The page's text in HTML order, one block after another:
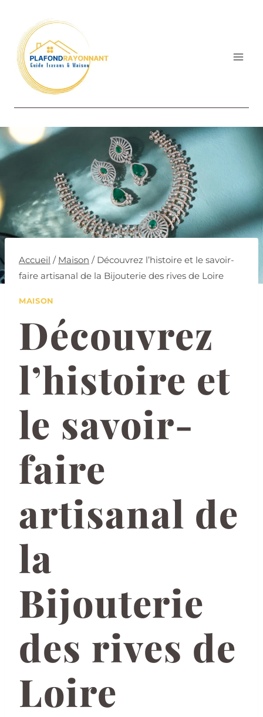
contenu
Accueil / Maison / Découvrez l’histoire et le savoir-
faire artisanal de la Bijouterie des rives de Loire
MAISON
Découvrez
l’histoire et
le savoir-
faire
artisanal de
la
Bijouterie
des rives de
Loire